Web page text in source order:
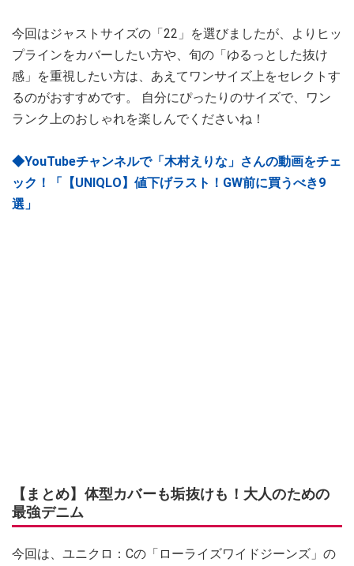
今回はジャストサイズの「22」を選びましたが、よりヒッ
プラインをカバーしたい方や、旬の「ゆるっとした抜け
感」を重視したい方は、あえてワンサイズ上をセレクトす
るのがおすすめです。 自分にぴったりのサイズで、ワン
ランク上のおしゃれを楽しんでくださいね！
◆YouTubeチャンネルで「木村えりな」さんの動画をチェ
ック！「【UNIQLO】値下げラスト！GW前に買うべき9
選」
【まとめ】体型カバーも垢抜けも！大人のための
最強デニム
今回は、ユニクロ：Cの「ローライズワイドジーンズ」の